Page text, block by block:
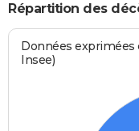
Répartition des
Données exprimées
Insee)